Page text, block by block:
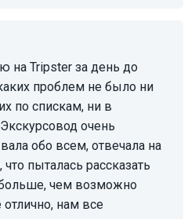
проблем не было ни
по спискам, ни в
очень
обо всем, отвечала на
пыталась рассказать
чем возможно
нам все